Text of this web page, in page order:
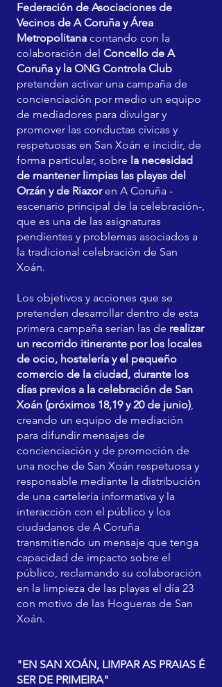
Federación de Asociaciones de
Vecinos de A Coruña y Área
Metropolitana contando con la
colaboración del Concello de A
Coruña y la ONG Controla Club
pretenden activar una campaña de
concienciación por medio un equipo
de mediadores para divulgar y
promover las conductas cívicas y
respetuosas en San Xoán e incidir, de
forma particular, sobre la necesidad
de mantener limpias las playas del
Orzán y de Riazoren A Coruña -
escenario principal de la celebración-,
que es una de las asignaturas
pendientes y problemas asociados a
la tradicional celebración de San
Xoán.
Los objetivos y acciones que se
pretenden desarrollar dentro de esta
primera campaña serían las de realizar
un recorrido itinerante por los locales
de ocio, hostelería y el pequeño
comercio de la ciudad, durante los
días previos a la celebración de San
Xoán (próximos 18,19 y 20 de junio),
creando un equipo de mediación
para difundir mensajes de
concienciación y de promoción de
una noche de San Xoán respetuosa y
responsable mediante la distribución
de una cartelería informativa y la
interacción con el público y los
ciudadanos de A Coruña
transmitiendo un mensaje que tenga
capacidad de impacto sobre el
público, reclamando su colaboración
en la limpieza de las playas el día 23
con motivo de las Hogueras de San
Xoán.
"EN SAN XOÁN, LIMPAR AS PRAIAS É
SER DE PRIMEIRA"